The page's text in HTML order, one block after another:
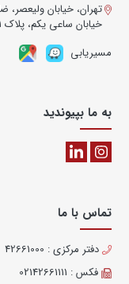
تهران، خیابان
خیابان ساعی یکم، پلاک ۱
مسیریابی
به ما بپیوندید
تماس با ما
دفتر مرکزی : 42661000
فکس : 02142661111